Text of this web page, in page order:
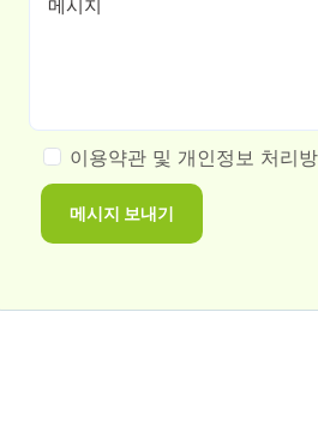
이용약관 및 개인정보 처리
메시지 보내기